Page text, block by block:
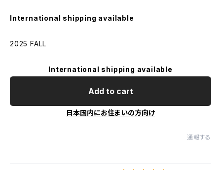
International shipping available
2025 FALL
International shipping available
Add to cart
日本国内にお住まいの方向け
通報する